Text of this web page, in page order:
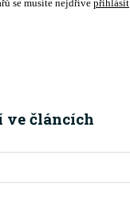
se musíte nejdříve přihlásit
článcích